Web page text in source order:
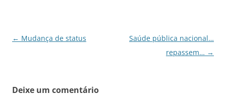
Navegação
← Mudança de status
Saúde pública nacional…
repassem… →
Deixe um comentário